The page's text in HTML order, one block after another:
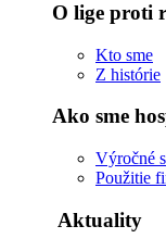
O lige proti
Kto sme
Z histórie
Ako sme
Výročné
Použitie
Aktuality